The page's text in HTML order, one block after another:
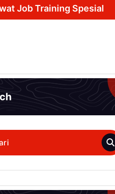
Job Training Spesial